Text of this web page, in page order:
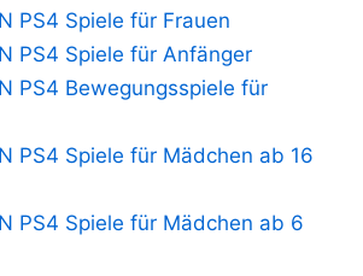
PS4 Spiele für Frauen
PS4 Spiele für Anfänger
PS4 Bewegungsspiele für
PS4 Spiele für Mädchen ab 16
PS4 Spiele für Mädchen ab 6